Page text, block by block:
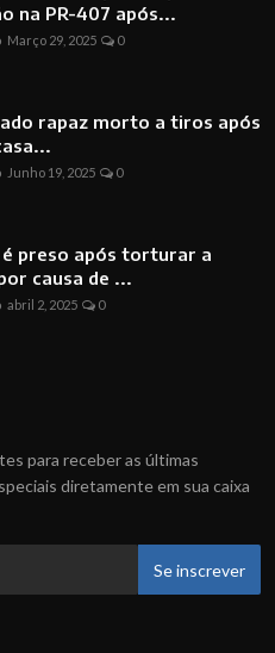
na PR-407 após...
Março 29, 2025 0
rapaz morto a tiros após
Junho 19, 2025 0
é preso após torturar a
causa de ...
abril 2, 2025 0
para receber as últimas
diretamente em sua caixa
Se inscrever